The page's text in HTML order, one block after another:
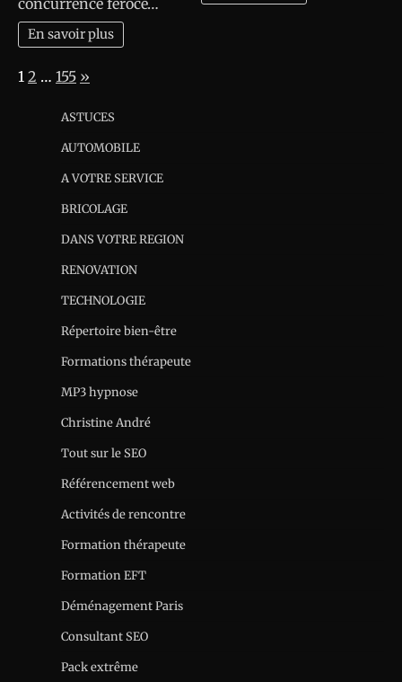
concurrence féroce…
En savoir plus
Page:
1 2 … 155 Next
»
ASTUCES
AUTOMOBILE
A VOTRE SERVICE
BRICOLAGE
DANS VOTRE REGION
RENOVATION
TECHNOLOGIE
Répertoire bien-être
Formations thérapeute
MP3 hypnose
Christine André
Tout sur le SEO
Référencement web
Activités de rencontre
Formation thérapeute
Formation EFT
Déménagement Paris
Consultant SEO
Pack extrême